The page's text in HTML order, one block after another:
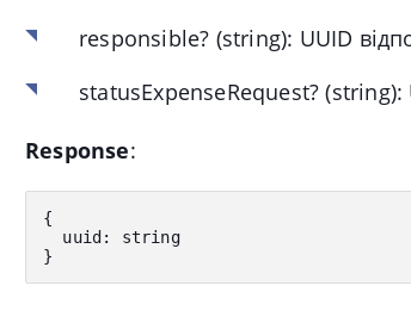
responsible? (string): UUID
statusExpenseRequest? (string):
Response:
{
  uuid
:
string
}